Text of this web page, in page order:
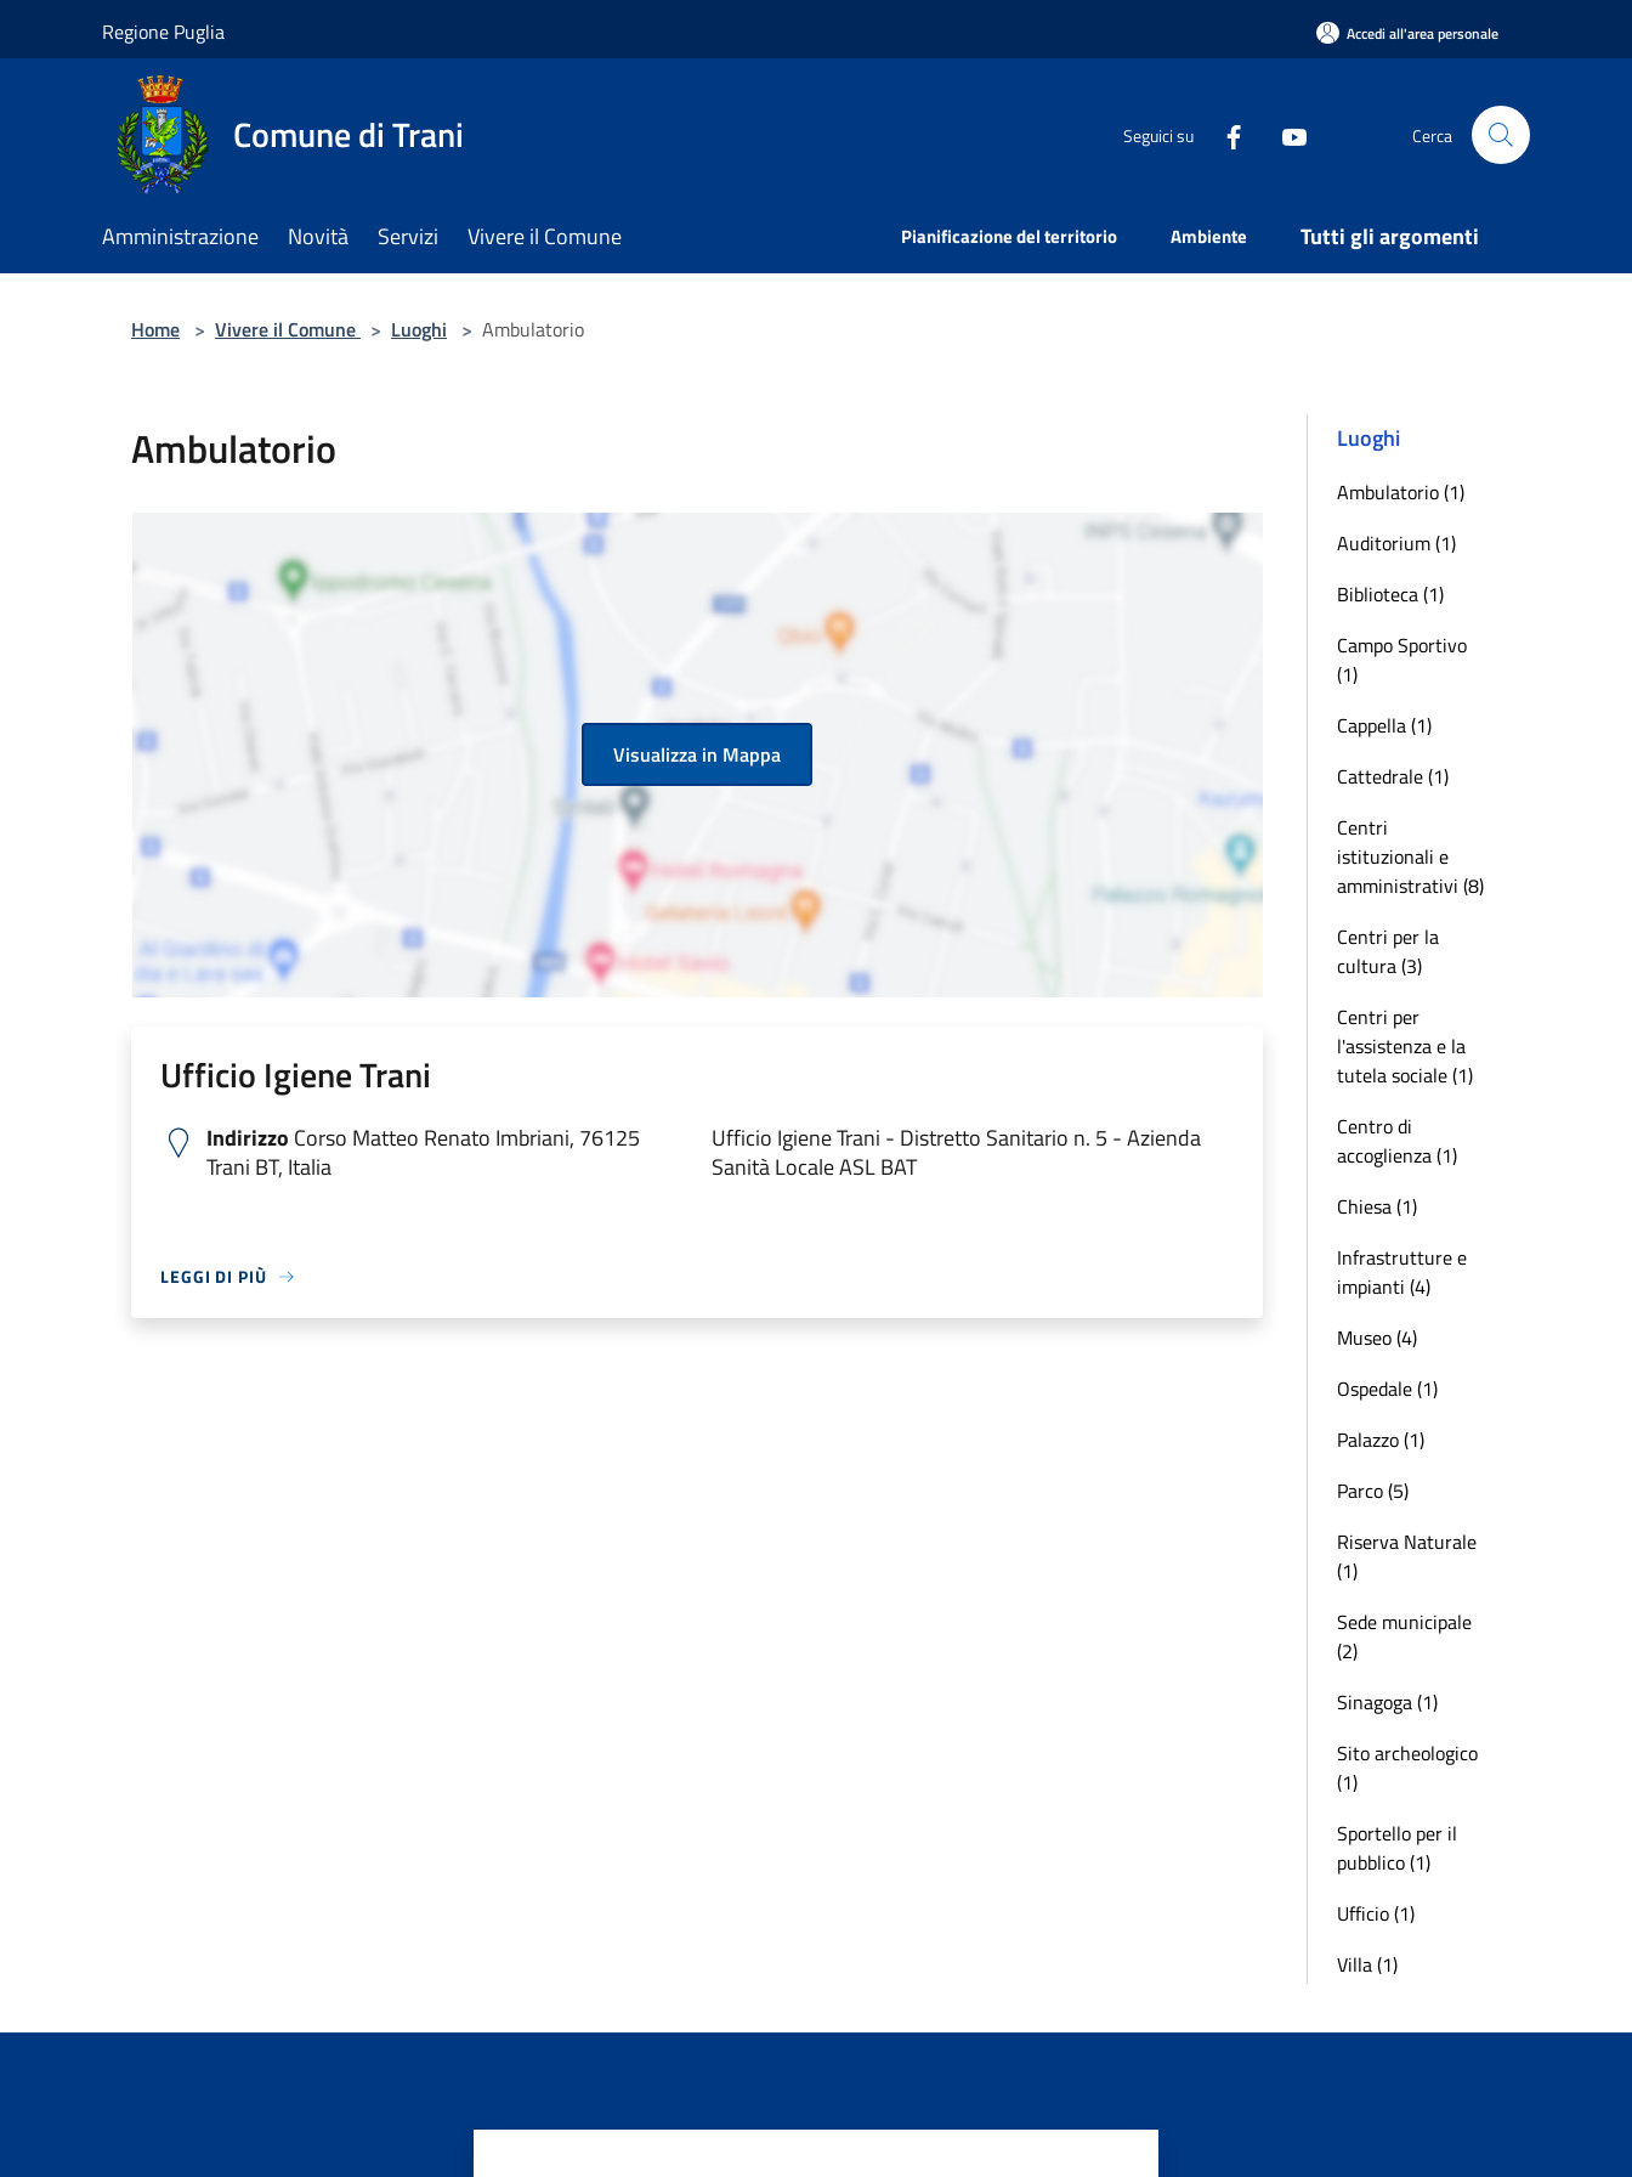
Regione Puglia Accedi all'area personale
Comune di Trani Seguici su Cerca
Amministrazione Novità Servizi Vivere il Comune Pianificazione del territorio Ambiente Tutti gli argomenti
Home > Vivere il Comune > Luoghi > Ambulatorio
Ambulatorio
Visualizza in Mappa
Ufficio Igiene Trani
Indirizzo Corso Matteo Renato Imbriani, 76125
Trani BT, Italia
Ufficio Igiene Trani - Distretto Sanitario n. 5 - Azienda
Sanità Locale ASL BAT
LEGGI DI PIÙ
Luoghi
Ambulatorio (1)
Auditorium (1)
Biblioteca (1)
Campo Sportivo
(1)
Cappella (1)
Cattedrale (1)
Centri
istituzionali e
amministrativi (8)
Centri per la
cultura (3)
Centri per
l'assistenza e la
tutela sociale (1)
Centro di
accoglienza (1)
Chiesa (1)
Infrastrutture e
impianti (4)
Museo (4)
Ospedale (1)
Palazzo (1)
Parco (5)
Riserva Naturale
(1)
Sede municipale
(2)
Sinagoga (1)
Sito archeologico
(1)
Sportello per il
pubblico (1)
Ufficio (1)
Villa (1)